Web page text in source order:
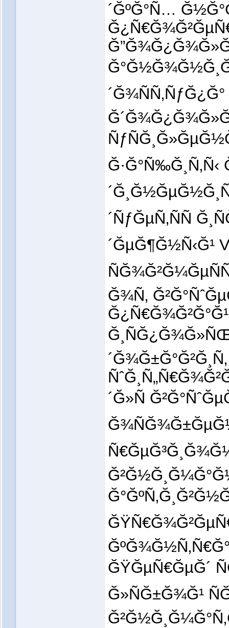
´ĞºĞ°Ñ…
Ğ·Ğ°Ñ‰Ğ¸Ñ‚Ñ‹
´ÑƒĞµÑ‚ÑÑ
´ĞµĞ¶Ğ½Ñ‹Ğ¹
Ğ¾Ñ‚
´Ğ»Ñ
ĞŸĞµÑ€ĞµĞ´
Ğ»ÑĞ±Ğ¾Ğ¹